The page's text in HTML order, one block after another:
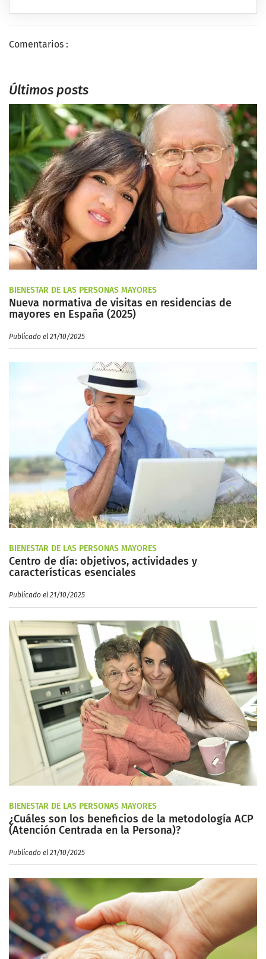
Comentarios :
Últimos posts
BIENESTAR DE LAS PERSONAS MAYORES
Nueva normativa de visitas en residencias de
mayores en España (2025)
Publicado el 21/10/2025
BIENESTAR DE LAS PERSONAS MAYORES
Centro de día: objetivos, actividades y
características esenciales
Publicado el 21/10/2025
BIENESTAR DE LAS PERSONAS MAYORES
¿Cuáles son los beneficios de la metodología ACP
(Atención Centrada en la Persona)?
Publicado el 21/10/2025